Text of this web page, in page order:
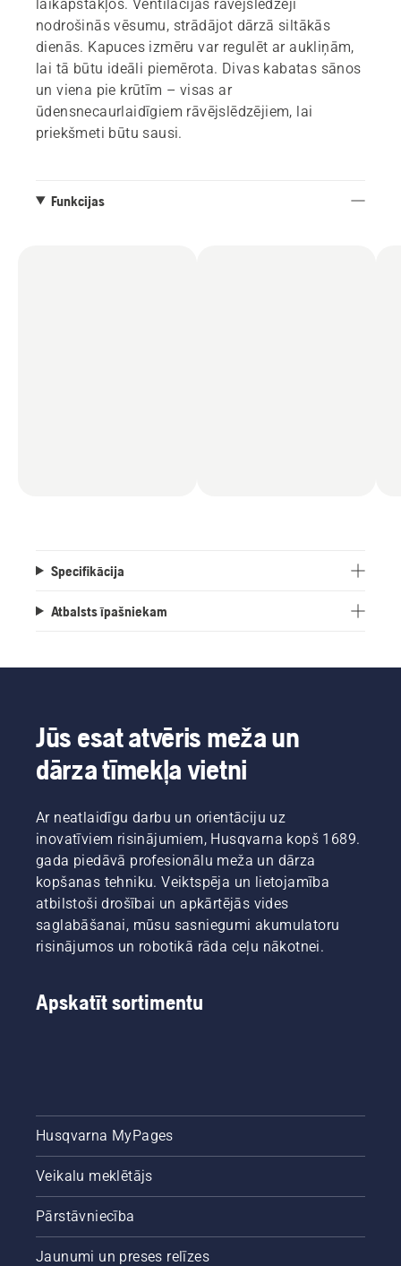
laikapstākļos. Ventilācijas rāvējslēdzēji
nodrošinās vēsumu, strādājot dārzā siltākās
dienās. Kapuces izmēru var regulēt ar aukliņām,
lai tā būtu ideāli piemērota. Divas kabatas sānos
un viena pie krūtīm – visas ar
ūdensnecaurlaidīgiem rāvējslēdzējiem, lai
priekšmeti būtu sausi.
Funkcijas
Specifikācija
Atbalsts īpašniekam
Jūs esat atvēris meža un
dārza tīmekļa vietni
Ar neatlaidīgu darbu un orientāciju uz
inovatīviem risinājumiem, Husqvarna kopš 1689.
gada piedāvā profesionālu meža un dārza
kopšanas tehniku. Veiktspēja un lietojamība
atbilstoši drošībai un apkārtējās vides
saglabāšanai, mūsu sasniegumi akumulatoru
risinājumos un robotikā rāda ceļu nākotnei.
Apskatīt sortimentu
Husqvarna MyPages
Veikalu meklētājs
Pārstāvniecība
Jaunumi un preses relīzes